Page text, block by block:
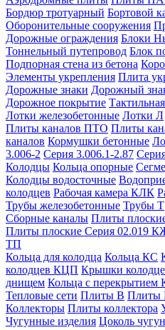
Бордюр тротуарный Бортовой
Оборонительные сооружения
Дорожные ограждения Блоки
Тоннельный путепровод Блок
Подпорная стена из бетона
Элементы укрепления Плита
Дорожные знаки Дорожный
Дорожное покрытие
Лотки железобетонные Лотки Л
Плиты каналов ПТО Плиты
каналов Кормушки бетонные
3.006-2 Серия 3.006.1-2.87
Колодцы Кольца опорные
Колодцы водосточные
колодцев Рабочая камера КЛК
Трубы железобетонные Трубы Т
Сборные каналы Плиты
Плиты плоские Серия 02.019
ТП
Кольца для колодца Кольца КС
колодцев КЦП Крышки
днищем Кольца с
Тепловые сети Плиты В Плиты
Коллекторы Плиты коллектора
Чугунные изделия Цоколь